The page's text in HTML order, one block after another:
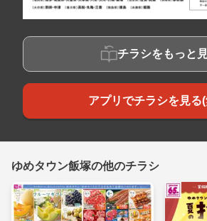
チラシをもっと
アプリでチラシを見る
ゆめタウン飯塚の他のチラシ